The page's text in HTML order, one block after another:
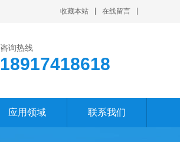
收藏本站 在线留言
咨询热线
18917418618
应用领域 联系我们